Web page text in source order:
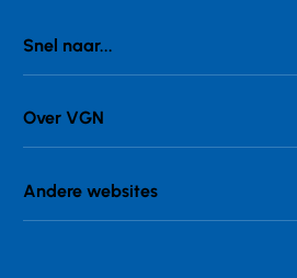
Snel naar...
Over VGN
Andere websites